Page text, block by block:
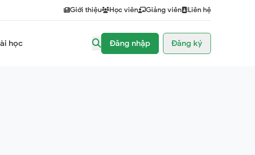
Giới thiệu Học viên Giảng viên Liên hệ
học Đăng nhập Đăng ký